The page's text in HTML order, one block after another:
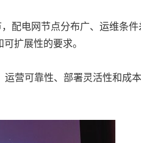
配电网节点分布广、运维条
扩展性的要求。
营可靠性、部署灵活性和成